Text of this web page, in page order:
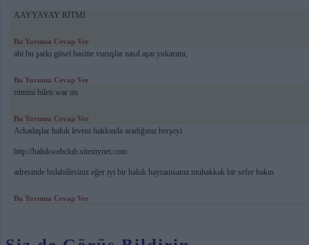
AAYYAYAY RİTMİ
Bu Yoruma Cevap Ver
abi bu şarkı güsel basitte vuruşlar nasıl aşaı yukarımı,
Bu Yoruma Cevap Ver
ritmini bilen war mı
Bu Yoruma Cevap Ver
Arkadaşlar haluk levent hakkında aradığınız herşeyi
http://halukwebclub.sitemynet.com
adresinde bulabilirsiniz eğer iyi bir haluk hayranısanız muhakkak bir sefer bakın
Bu Yoruma Cevap Ver